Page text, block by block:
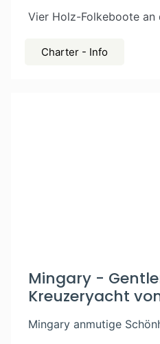
Vier Holz-Folkeboote an
Charter - Info
Mingary -
Kreuzeryacht
Mingary anmutige